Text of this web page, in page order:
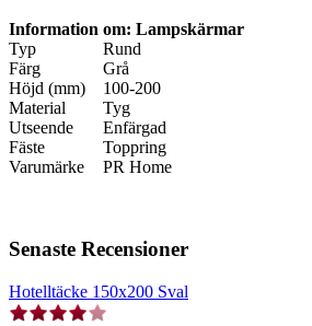
Information om: Lampskärmar
Typ
Rund
Färg
Grå
Höjd (mm)
100-200
Material
Tyg
Utseende
Enfärgad
Fäste
Toppring
Varumärke
PR Home
Senaste Recensioner
Hotelltäcke 150x200 Sval